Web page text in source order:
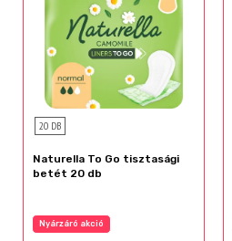
20 DB
Naturella To Go tisztasági
betét 20 db
Nyárzáró akció